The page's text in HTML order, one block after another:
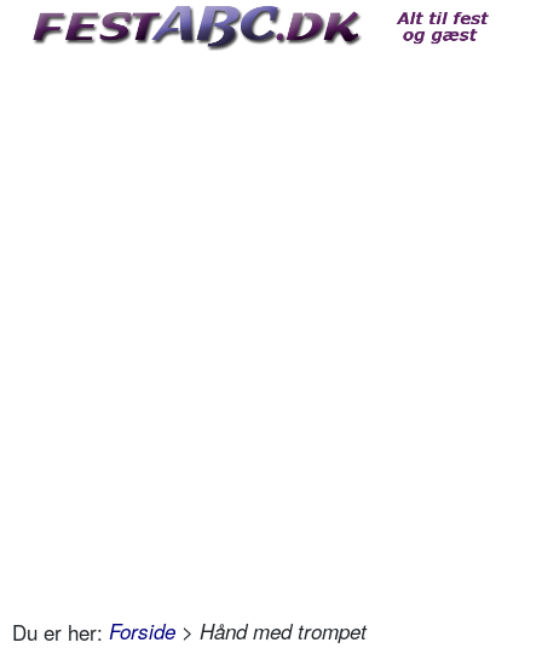
Du er her: Forside > Hånd med trompet